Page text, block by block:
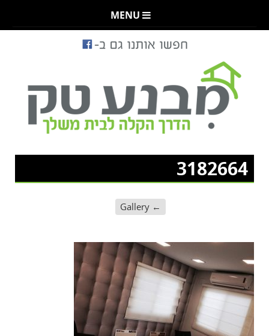
MENU
3182664
←